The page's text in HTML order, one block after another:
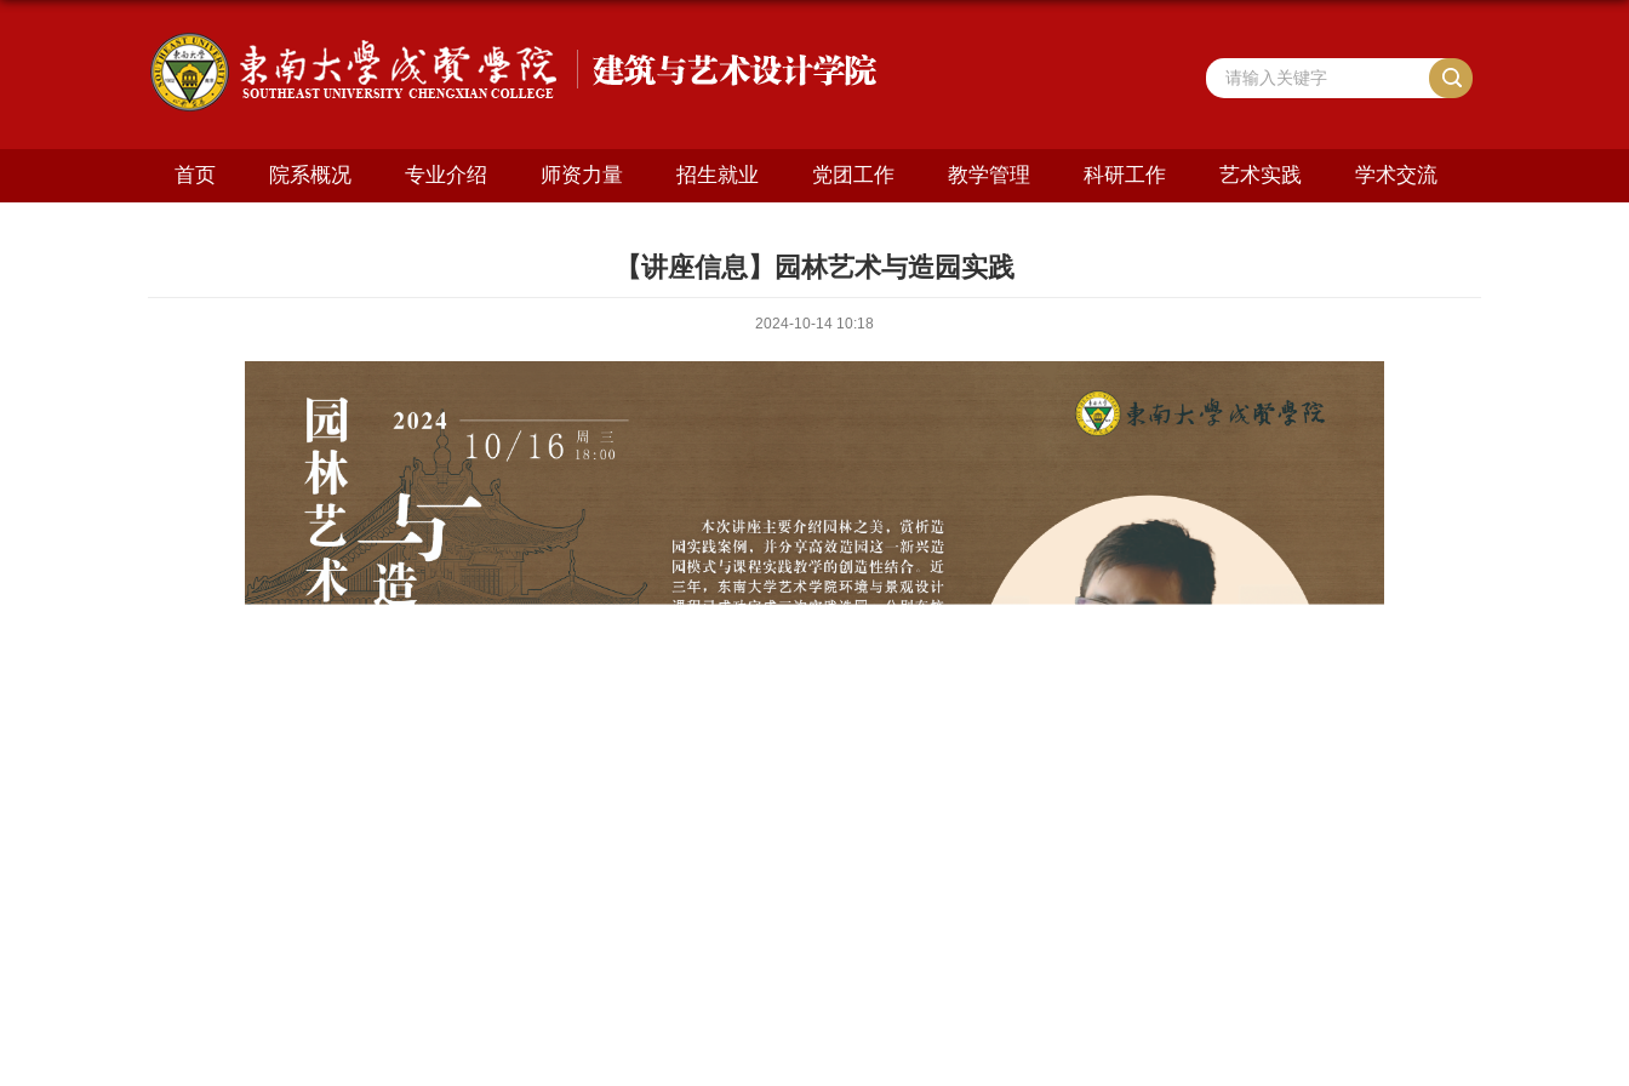
首页 院系概况 专业介绍 师资力量 招生就业 党团工作 教学管理 科研工作 艺术实践 学术交流
【讲座信息】园林艺术与造园实践
2024-10-14 10:18